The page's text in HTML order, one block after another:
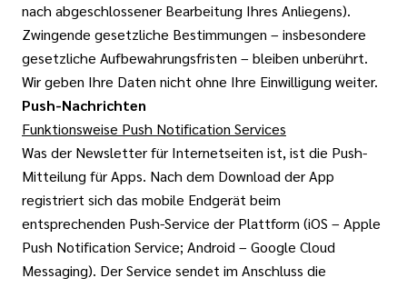
nach abgeschlossener Bearbeitung Ihres Anliegens).
Zwingende gesetzliche Bestimmungen – insbesondere
gesetzliche Aufbewahrungsfristen – bleiben unberührt.
Wir geben Ihre Daten nicht ohne Ihre Einwilligung weiter.
Push-Nachrichten
Funktionsweise Push Notification Services
Was der Newsletter für Internetseiten ist, ist die Push-
Mitteilung für Apps. Nach dem Download der App
registriert sich das mobile Endgerät beim
entsprechenden Push-Service der Plattform (iOS – Apple
Push Notification Service; Android – Google Cloud
Messaging). Der Service sendet im Anschluss die